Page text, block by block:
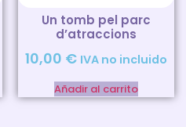
Un tomb pel parc
d’atraccions
10,00 € IVA no incluido
Añadir al carrito